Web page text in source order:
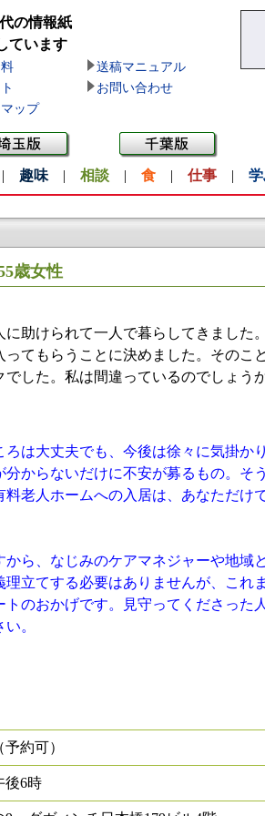
の情報紙
ています
送稿マニュアル
お問い合わせ
ップ
趣味 | 相談 | 食 | 仕事 |
歳女性
助けられて一人で暮らしてきました
てもらうことに決めました。その
した。私は間違っているのでしょうか
は大丈夫でも、今後は徐々に気掛か
からないだけに不安が募るもの。そ
老人ホームへの入居は、あなただけ
ら、なじみのケアマネジャーや地域
立てする必要はありませんが、これ
のおかげです。見守ってくださっ
。
約可）
後6時